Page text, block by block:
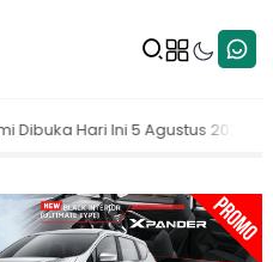
MAKI Dorong KPK Buka Nama